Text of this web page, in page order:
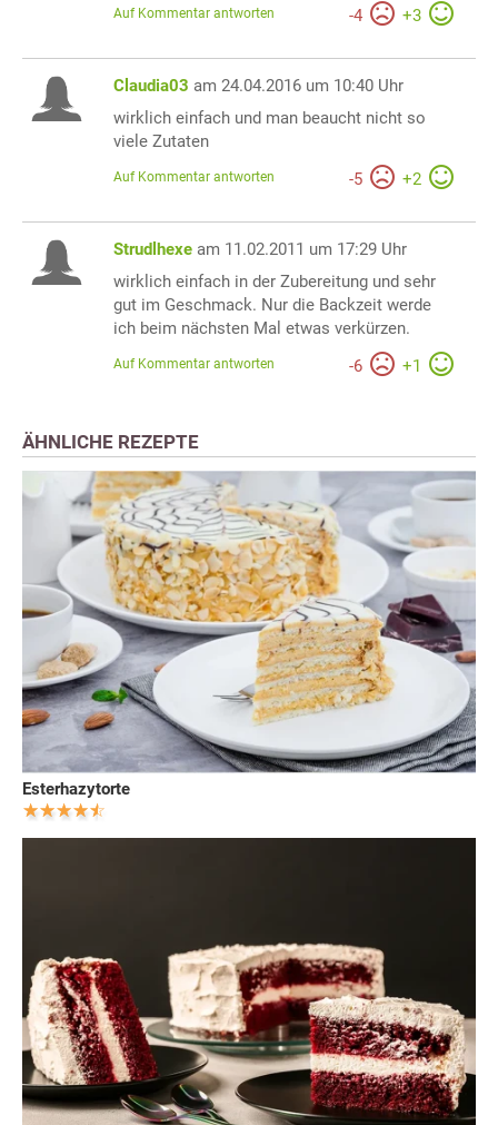
-4 +3
Auf Kommentar antworten
Claudia03 am 24.04.2016 um 10:40 Uhr
wirklich einfach und man beaucht nicht so
viele Zutaten
-5 +2
Auf Kommentar antworten
Strudlhexe am 11.02.2011 um 17:29 Uhr
wirklich einfach in der Zubereitung und sehr
gut im Geschmack. Nur die Backzeit werde
ich beim nächsten Mal etwas verkürzen.
-6 +1
Auf Kommentar antworten
ÄHNLICHE REZEPTE
Esterhazytorte